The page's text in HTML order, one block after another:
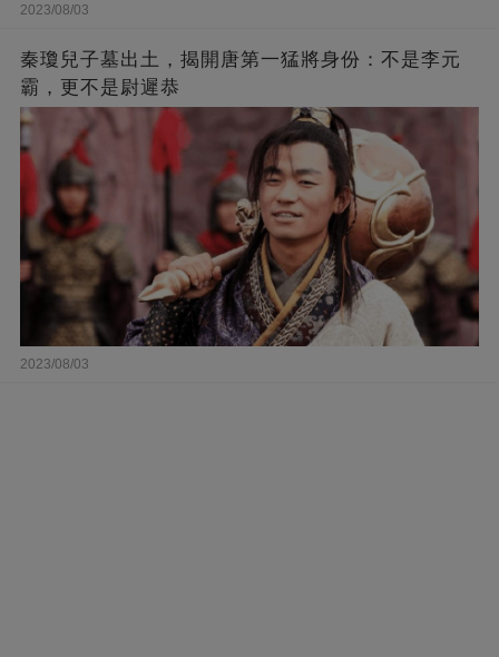
2023/08/03
秦瓊兒子墓出土，揭開唐第一猛將身份：不是李元
霸，更不是尉遲恭
2023/08/03